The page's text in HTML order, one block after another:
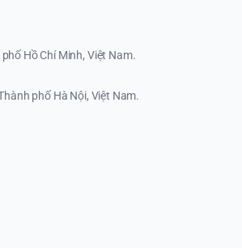
Hồ Chí Minh, Việt Nam.
phố Hà Nội, Việt Nam.